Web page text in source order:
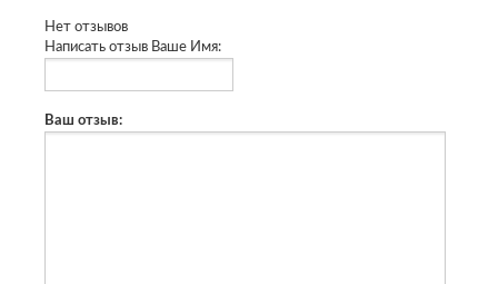
Нет отзывов
Написать отзыв Ваше Имя:
Ваш отзыв: